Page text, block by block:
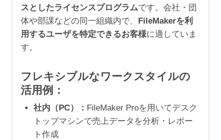
スとしたライセンスプログラムです。会社・団
体や部課などの同一組織内で、
FileMakerを利
用するユーザを特定できるお客様に適していま
す。
フレキシブルなワークスタイルの
活用例：
社内（PC）： FileMaker Proを用いてデスク
トップマシンで売上データを分析・レポー
ト作成